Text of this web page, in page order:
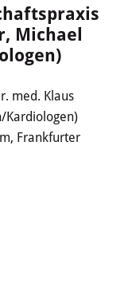
Michael
med. Klaus
Kardiologen)
Frankfurter